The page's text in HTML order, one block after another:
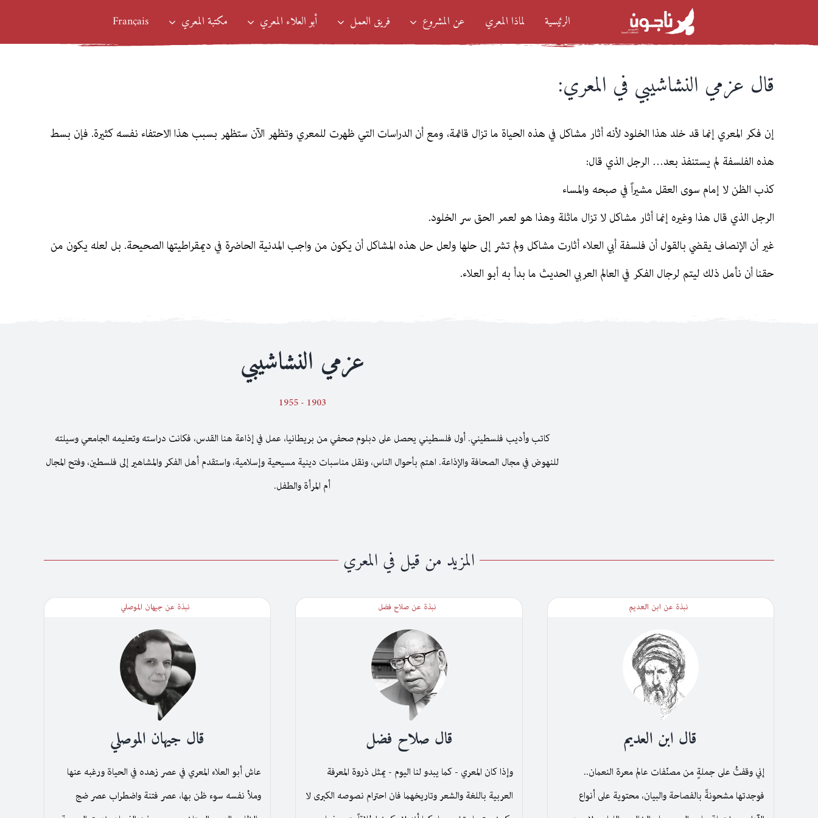
content
الرئيسية لماذا المعري عن المشروع فريق العمل أبو العلاء المعري مكتبة المعري Français
قال عزمي النشاشيبي في المعري:
إن فكر المعري إنما قد خلد هذا الخلود لأنه أثار مشاكل في هذه الحياة ما تزال قائمة، ومع أن الدراسات التي ظهرت للمعري وتظهر الآن ستظهر بسبب هذا الاحتفاء نفسه كثيرة. فإن بسط
هذه الفلسفة لم يستنفذ بعد… الرجل الذي قال:
كذب الظن لا إمام سوى العقل مشيراً في صبحه والمساء
الرجل الذي قال هذا وغيره إنما أثار مشاكل لا تزال ماثلة وهذا هو لعمر الحق سر الخلود.
غير أن الإنصاف يقضي بالقول أن فلسفة أبي العلاء أثارت مشاكل ولم تشر إلى حلها ولعل حل هذه المشاكل أن يكون من واجب المدنية الحاضرة في ديمقراطيتها الصحيحة. بل لعله يكون من
حقنا أن نأمل ذلك ليتم لرجال الفكر في العالم العربي الحديث ما بدأ به أبو العلاء.
عزمي النشاشيبي
1903 - 1955
كاتب وأديب فلسطيني. أول فلسطيني يحصل على دبلوم صحفي من بريطانيا، عمل في إذاعة هنا القدس، فكانت دراسته وتعليمه الجامعي وسيلته
للنهوض في مجال الصحافة والإذاعة. اهتم بأحوال الناس، ونقل مناسبات دينية مسيحية وإسلامية، واستقدم أهل الفكر والمشاهير إلى فلسطين، وفتح المجال
أم المرأة والطفل.
المزيد من قيل في المعري
نبذة عن ابن العديم
قال ابن العديم
إني وقفتُ على جملةٍ من مصنّفات عالم معرة النعمان..
فوجدتها مشحونةً بالفصاحة والبيان، محتوية على أنواع
نبذة عن صلاح فضل
قال صلاح فضل
وإذا كان المعري - كما يبدو لنا اليوم - يمثل ذروة المعرفة
العربية باللغة والشعر وتاريخهما فان احترام نصوصه الكبرى لا
نبذة عن جيهان الموصلي
قال جيهان الموصلي
عاش أبو العلاء المعري في عصر زهده في الحياة ورغبه عنها
وملأ نفسه سوء ظن بها، عصر فتنة واضطراب عصر ضج